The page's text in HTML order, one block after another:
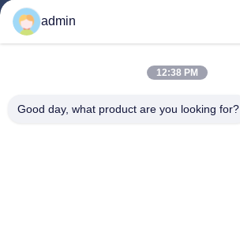
घर
उत्पादों
हमारे बारे में
admin
12:38 PM
Good day, what product are you looking for?